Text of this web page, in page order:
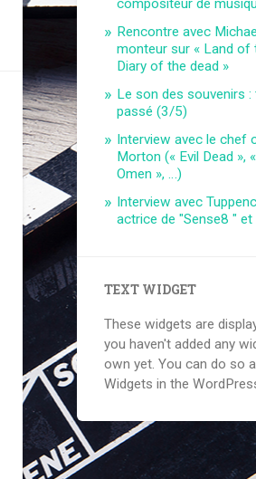
compositeur de
Rencontre avec
monteur sur « Land of
Diary of the dead »
Le son des souvenirs :
passé (3/5)
Interview avec le chef
Morton (« Evil Dead »,
Omen », …)
Interview avec
actrice de "Sense8 " et
TEXT WIDGET
These widgets are
you haven't added any
own yet. You can do so
Widgets in the